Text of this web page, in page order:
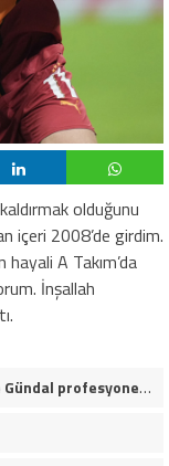
olduğunu
içeri 2008’de girdim.
A Takım’da
İnşallah
Galatasaray geleceğine yatırım yapıyor: Efe Gündal profesyonel sözleşmeye çok yakın